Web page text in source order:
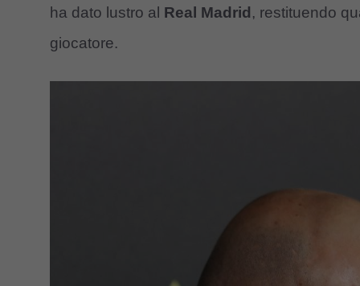
ha dato lustro al Real Madrid , restituendo
giocatore.